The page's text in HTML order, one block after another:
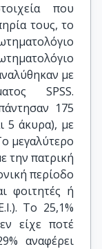
που
τους, το
με
SPSS.
175
5 άκυρα), με
μεγαλύτερο
την πατρική
περίοδο
φοιτητές ή
Το 25,1%
είχε ποτέ
αναφέρει